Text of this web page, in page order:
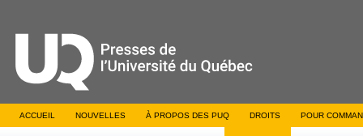
ACCUEIL NOUVELLES À PROPOS DES PUQ DROITS POUR